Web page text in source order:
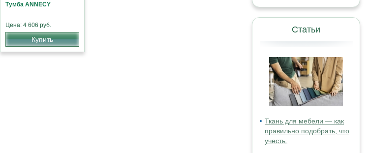
Статьи
Ткань для мебели — как
правильно подобрать, что
учесть.
Тумба ANNECY
Цена: 4 606 руб.
Купить